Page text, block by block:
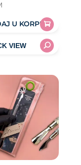
U KORPU